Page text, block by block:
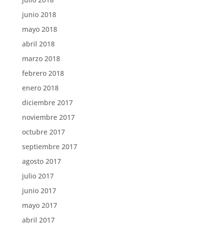
junio 2018
mayo 2018
abril 2018
marzo 2018
febrero 2018
enero 2018
diciembre 2017
noviembre 2017
octubre 2017
septiembre 2017
agosto 2017
julio 2017
junio 2017
mayo 2017
abril 2017